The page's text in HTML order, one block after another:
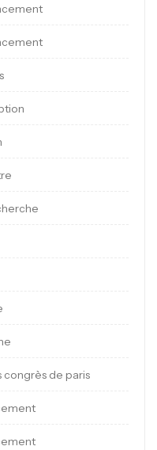
de paris